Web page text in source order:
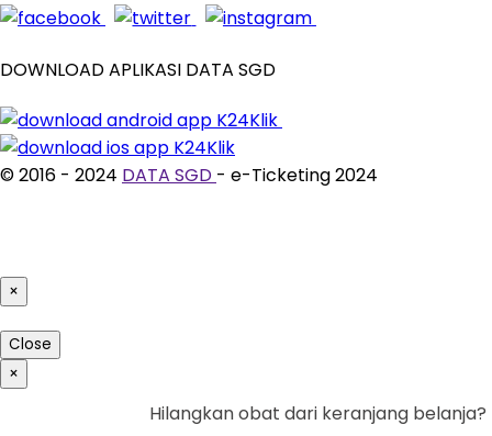
DOWNLOAD APLIKASI DATA SGD
© 2016 - 2024 DATA SGD - e-Ticketing 2024
×
Close
×
Hilangkan obat dari keranjang belanja?